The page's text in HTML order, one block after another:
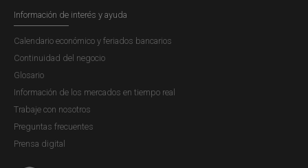
Información de interés y ayuda
Calendario económico y feriados bancarios
Continuidad del negocio
Glosario
Información de los mercados en tiempo real
Trabaje con nosotros
Preguntas frecuentes
Prensa digital